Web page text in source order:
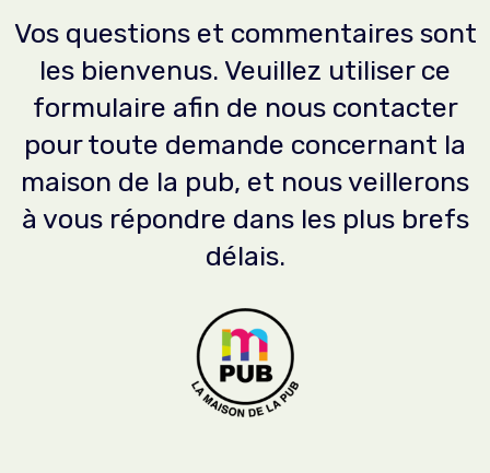
Vos questions et commentaires sont
les bienvenus. Veuillez utiliser ce
formulaire afin de nous contacter
pour toute demande concernant la
maison de la pub, et nous veillerons
à vous répondre dans les plus brefs
délais.